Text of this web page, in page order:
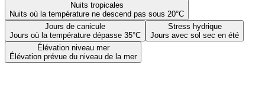
Nuits tropicales
Nuits où la température ne descend pas sous 20°C
Jours de canicule
Jours où la température dépasse 35°C
Stress hydrique
Jours avec sol sec en été
Élévation niveau mer
Élévation prévue du niveau de la mer